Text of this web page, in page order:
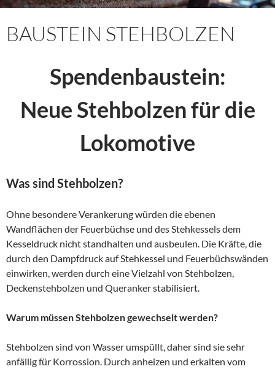
BAUSTEIN STEHBOLZEN
Spendenbaustein:
Neue Stehbolzen für die
Lokomotive
Was sind Stehbolzen?
Ohne besondere Verankerung würden die ebenen
Wandflächen der Feuerbüchse und des Stehkessels dem
Kesseldruck nicht standhalten und ausbeulen. Die Kräfte, die
durch den Dampfdruck auf Stehkessel und Feuerbüchswänden
einwirken, werden durch eine Vielzahl von Stehbolzen,
Deckenstehbolzen und Queranker stabilisiert.
Warum müssen Stehbolzen gewechselt werden?
Stehbolzen sind von Wasser umspüllt, daher sind sie sehr
anfällig für Korrossion. Durch anheizen und erkalten vom